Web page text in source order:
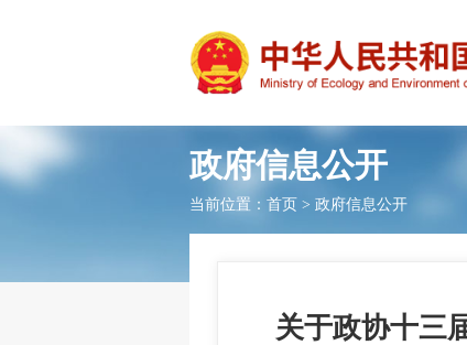
政府信息公开
当前位置： 首页 > 政府信息公开
关于政协十三